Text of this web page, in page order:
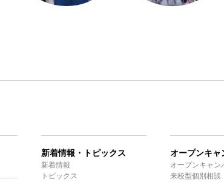
新着情報・トピックス
新着情報
トピックス
オープンキャ
オープンキャン
来校型個別相談